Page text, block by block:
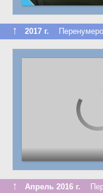
↑ 2017 г.
↑ Апрель 2016 г.